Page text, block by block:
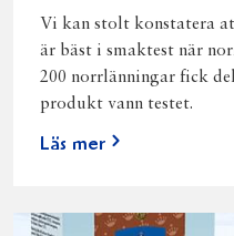
Vi kan stolt konstatera
är bäst i smaktest när
200 norrlänningar fick
produkt vann testet.
Läs mer